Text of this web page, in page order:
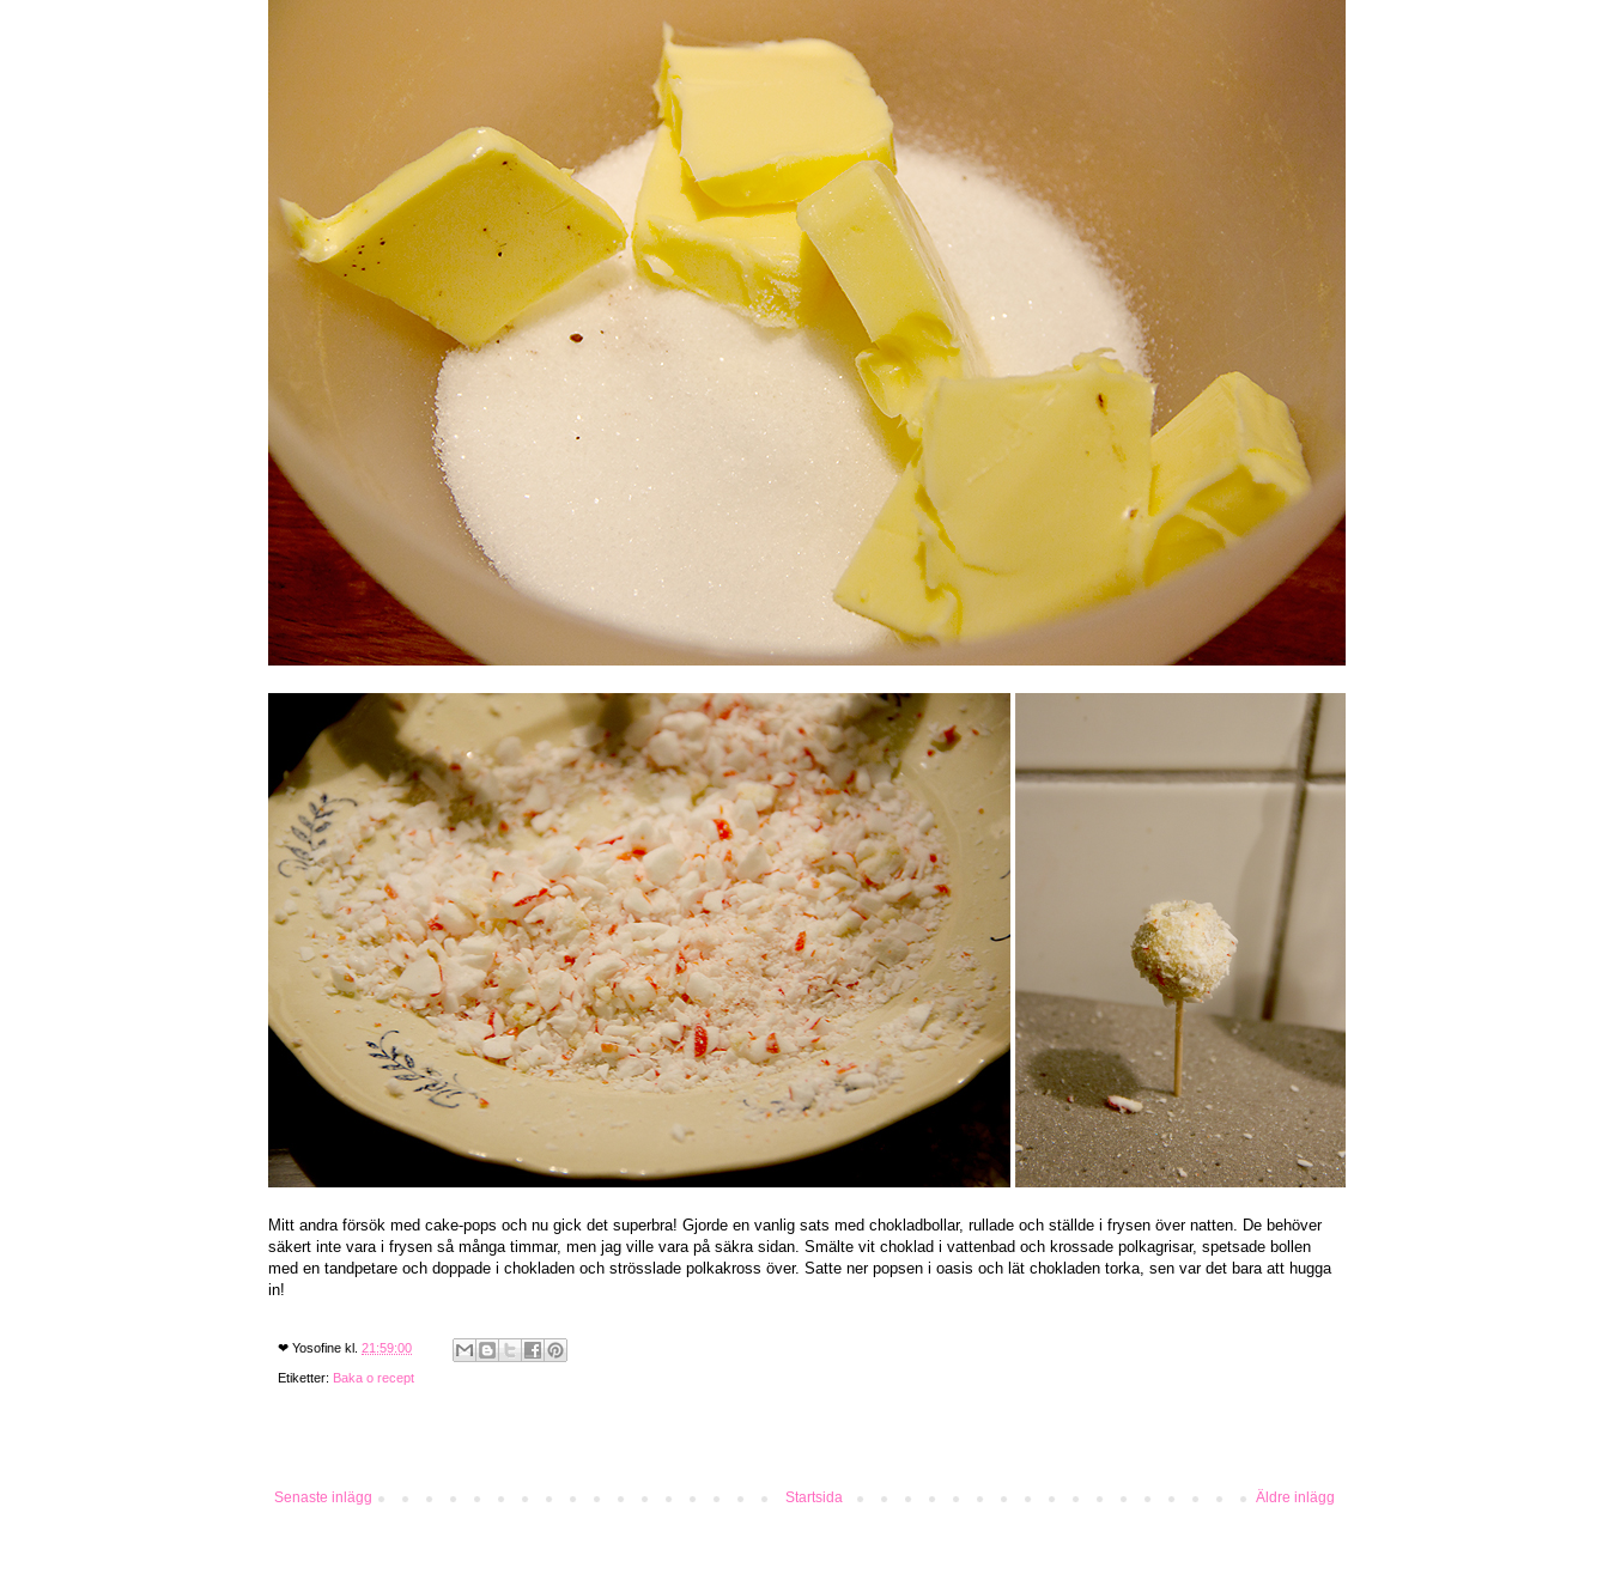
Mitt andra försök med cake-pops och nu gick det superbra! Gjorde en vanlig sats med chokladbollar, rullade och ställde i frysen över natten. De behöver
säkert inte vara i frysen så många timmar, men jag ville vara på säkra sidan. Smälte vit choklad i vattenbad och krossade polkagrisar, spetsade bollen
med en tandpetare och doppade i chokladen och strösslade polkakross över. Satte ner popsen i oasis och lät chokladen torka, sen var det bara att hugga
in!
❤ Yosofine kl. 21:59:00
Etiketter: Baka o recept
Senaste inlägg Äldre inlägg
Startsida